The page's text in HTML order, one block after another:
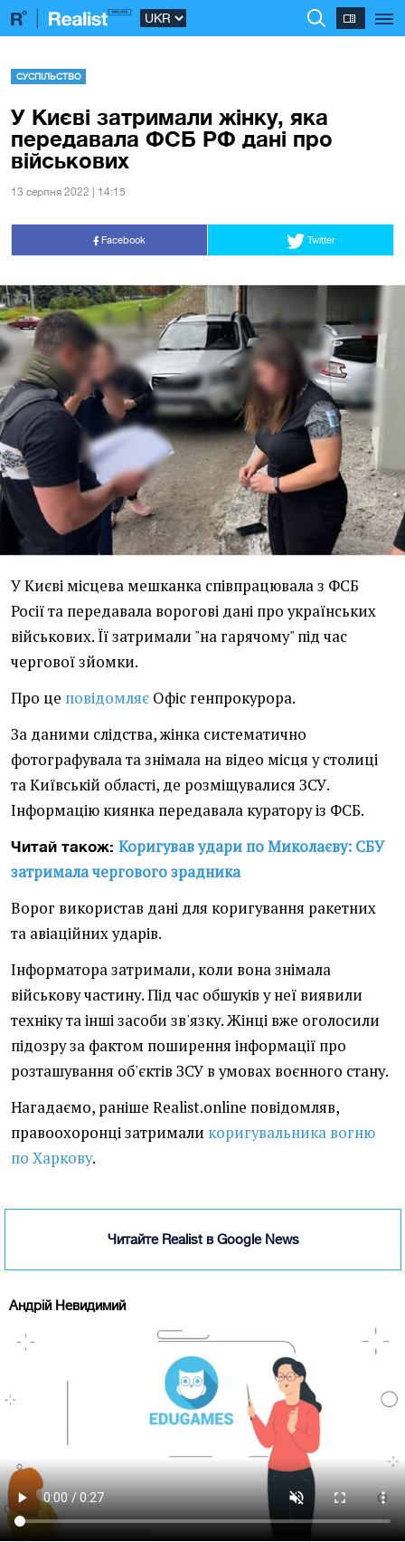
СУСПІЛЬСТВО
У Києві затримали жінку, яка
передавала ФСБ РФ дані про
військових
13 серпня 2022 | 14:15
Facebook Twitter
У Києві місцева мешканка співпрацювала з ФСБ
Росії та передавала ворогові дані про українських
військових. Її затримали "на гарячому" під час
чергової зйомки.
Про це повідомляє Офіс генпрокурора.
За даними слідства, жінка систематично
фотографувала та знімала на відео місця у столиці
та Київській області, де розміщувалися ЗСУ.
Інформацію киянка передавала куратору із ФСБ.
Читай також: Коригував удари по Миколаєву: СБУ
затримала чергового зрадника
Ворог використав дані для коригування ракетних
та авіаційних ударів.
Інформатора затримали, коли вона знімала
військову частину. Під час обшуків у неї виявили
техніку та інші засоби зв'язку. Жінці вже оголосили
підозру за фактом поширення інформації про
розташування об'єктів ЗСУ в умовах воєнного стану.
Нагадаємо, раніше Realist.online повідомляв,
правоохоронці затримали коригувальника вогню
по Харкову.
Читайте Realist в Google News
Андрій Невидимий